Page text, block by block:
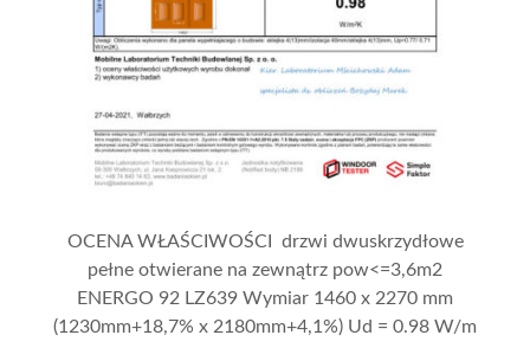
OCENA WŁAŚCIWOŚCI drzwi dwuskrzydłowe
pełne otwierane na zewnątrz pow<=3,6m2
ENERGO 92 LZ639 Wymiar 1460 x 2270 mm
(1230mm+18,7% x 2180mm+4,1%) Ud = 0.98 W/m